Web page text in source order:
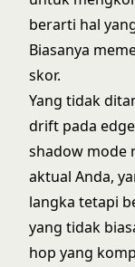
berarti hal
Biasanya
skor.
Yang tidak
drift pada
shadow mode
aktual Anda,
langka tetapi
yang tidak
hop yang